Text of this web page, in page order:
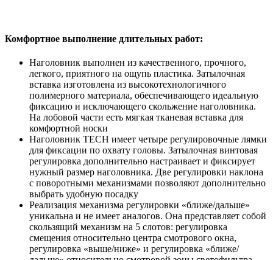
Комфортное выполнение длительных работ:
Наголовник выполнен из качественного, прочного,
легкого, приятного на ощупь пластика. Затылочная
вставка изготовлена из высокотехнологичного
полимерного материала, обеспечивающего идеальную
фиксацию и исключающего скольжение наголовника.
На лобовой части есть мягкая тканевая вставка для
комфортной носки
Наголовник TECH имеет четыре регулировочные лямки
для фиксации по охвату головы. Затылочная винтовая
регулировка дополнительно настраивает и фиксирует
нужный размер наголовника. Две регулировки наклона
с поворотными механизмами позволяют дополнительно
выбрать удобную посадку
Реализация механизма регулировки «ближе/дальше»
уникальна и не имеет аналогов. Она представляет собой
скользящий механизм на 5 слотов: регулировка
смещения относительно центра смотрового окна,
регулировка «выше/ниже» и регулировка «ближе/